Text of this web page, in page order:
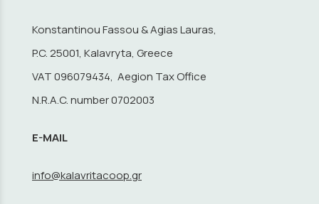
Konstantinou Fassou & Agias Lauras,
P.C. 25001, Kalavryta, Greece
VAT 096079434, Aegion Tax Office
N.R.A.C. number 0702003
E-MAIL
info@kalavritacoop.gr